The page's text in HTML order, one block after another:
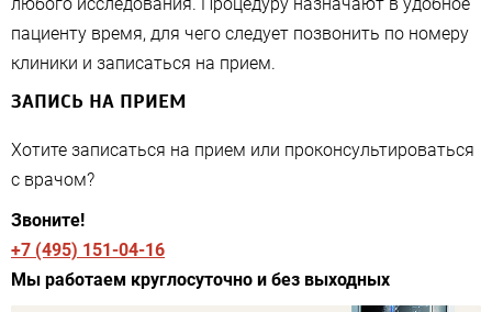
пациенту время, для чего следует позвонить по номеру
клиники и записаться на прием.
ЗАПИСЬ НА ПРИЕМ
Хотите записаться на прием или проконсультироваться
с врачом?
Звоните!
+7 (495) 151-04-16
Мы работаем круглосуточно и без выходных